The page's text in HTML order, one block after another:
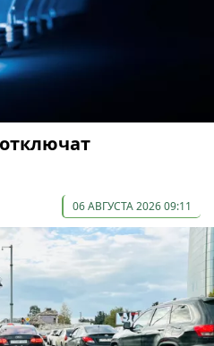
06 АВГУСТА 2026 09:11